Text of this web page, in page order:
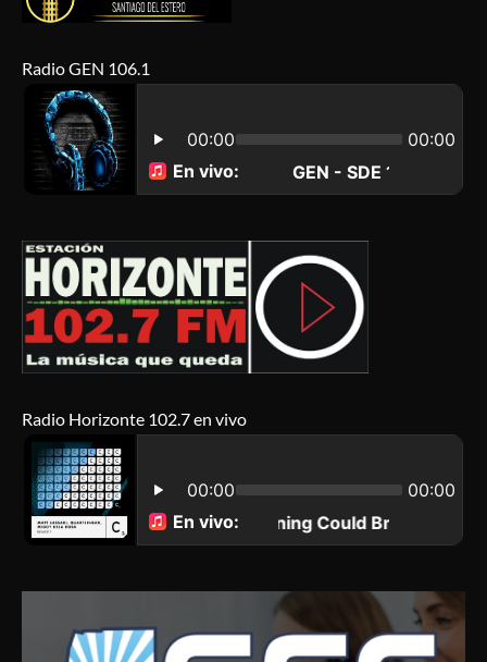
Radio GEN 106.1
Radio Horizonte 102.7 en vivo